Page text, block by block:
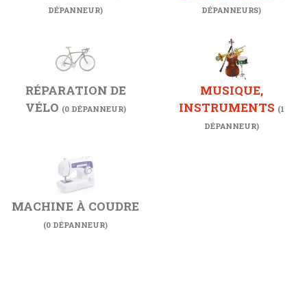
DÉPANNEUR)
DÉPANNEURS)
RÉPARATION DE
VÉLO (0 DÉPANNEUR)
MUSIQUE,
INSTRUMENTS (1
DÉPANNEUR)
MACHINE À COUDRE
(0 DÉPANNEUR)